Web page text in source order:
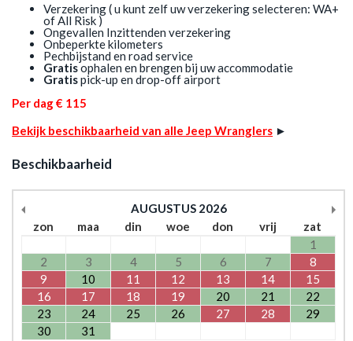
Verzekering ( u kunt zelf uw verzekering selecteren: WA+
of All Risk )
Ongevallen Inzittenden verzekering
Onbeperkte kilometers
Pechbijstand en road service
Gratisophalen en brengen bij uw accommodatie
Gratispick-up en drop-off airport
Per dag € 115
Bekijk beschikbaarheid van alle Jeep Wranglers ►
Beschikbaarheid
AUGUSTUS 2026
zon
maa din woe don vrij
zat
1
2
3 4 5 6 7
8
9
10 11 12 13 14
15
16
17 18 19 20 21
22
23
24 25 26 27 28
29
30
31